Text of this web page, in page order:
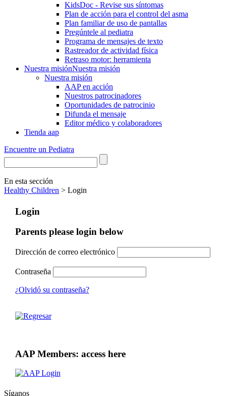
KidsDoc - Revise sus síntomas
Plan de acción para el control del asma
Plan familiar de uso de pantallas
Pregúntele al pediatra
Programa de mensajes de texto
Rastre​​ador de activida​d física
Retraso motor: herramienta
Nuestra misiónNuestra misión
Nuestra misión
AAP en acción
Nuestros patrocinadores
Oportunidades de patrocinio
Difunda el mensaje
Editor médico y colaboradores
Tienda aap
Encuentre un Pediatra
En esta sección
Healthy Children > Login
Login
Parents please login below
Dirección de correo electrónico
Contraseña
¿Olvidó su contraseña?
AAP Members: access here
Síganos